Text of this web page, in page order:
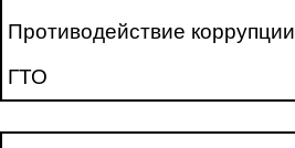
Противодействие коррупции
ГТО